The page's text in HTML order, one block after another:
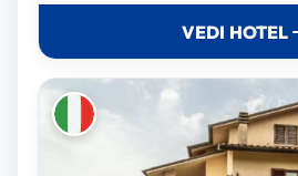
VEDI HOTEL